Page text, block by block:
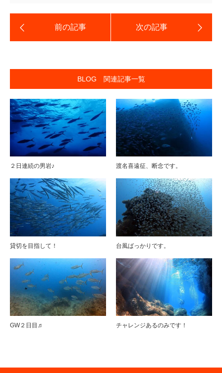
BLOG 関連記事一覧
２日連続の男岩♪ 渡名喜遠征、断念です。
貸切を目指して！ 台風ばっかりです。
GW２日目♬ チャレンジあるのみです！